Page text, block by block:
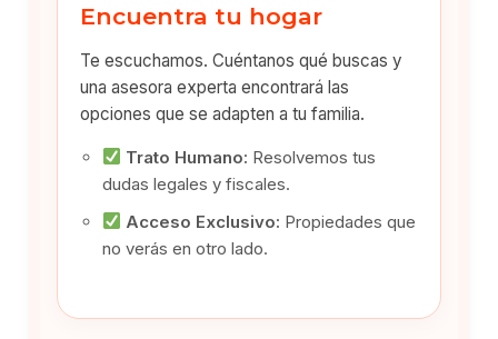
Encuentra tu hogar
Te escuchamos. Cuéntanos qué buscas y
una asesora experta encontrará las
opciones que se adapten a tu familia.
Trato Humano: Resolvemos tus
dudas legales y fiscales.
Acceso Exclusivo: Propiedades que
no verás en otro lado.